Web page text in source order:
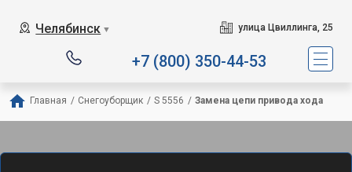
Челябинск ▼ улица Цвиллинга, 25
+7 (800) 350-44-53
Главная / Снегоуборщик / S 5556 / Замена цепи привода хода